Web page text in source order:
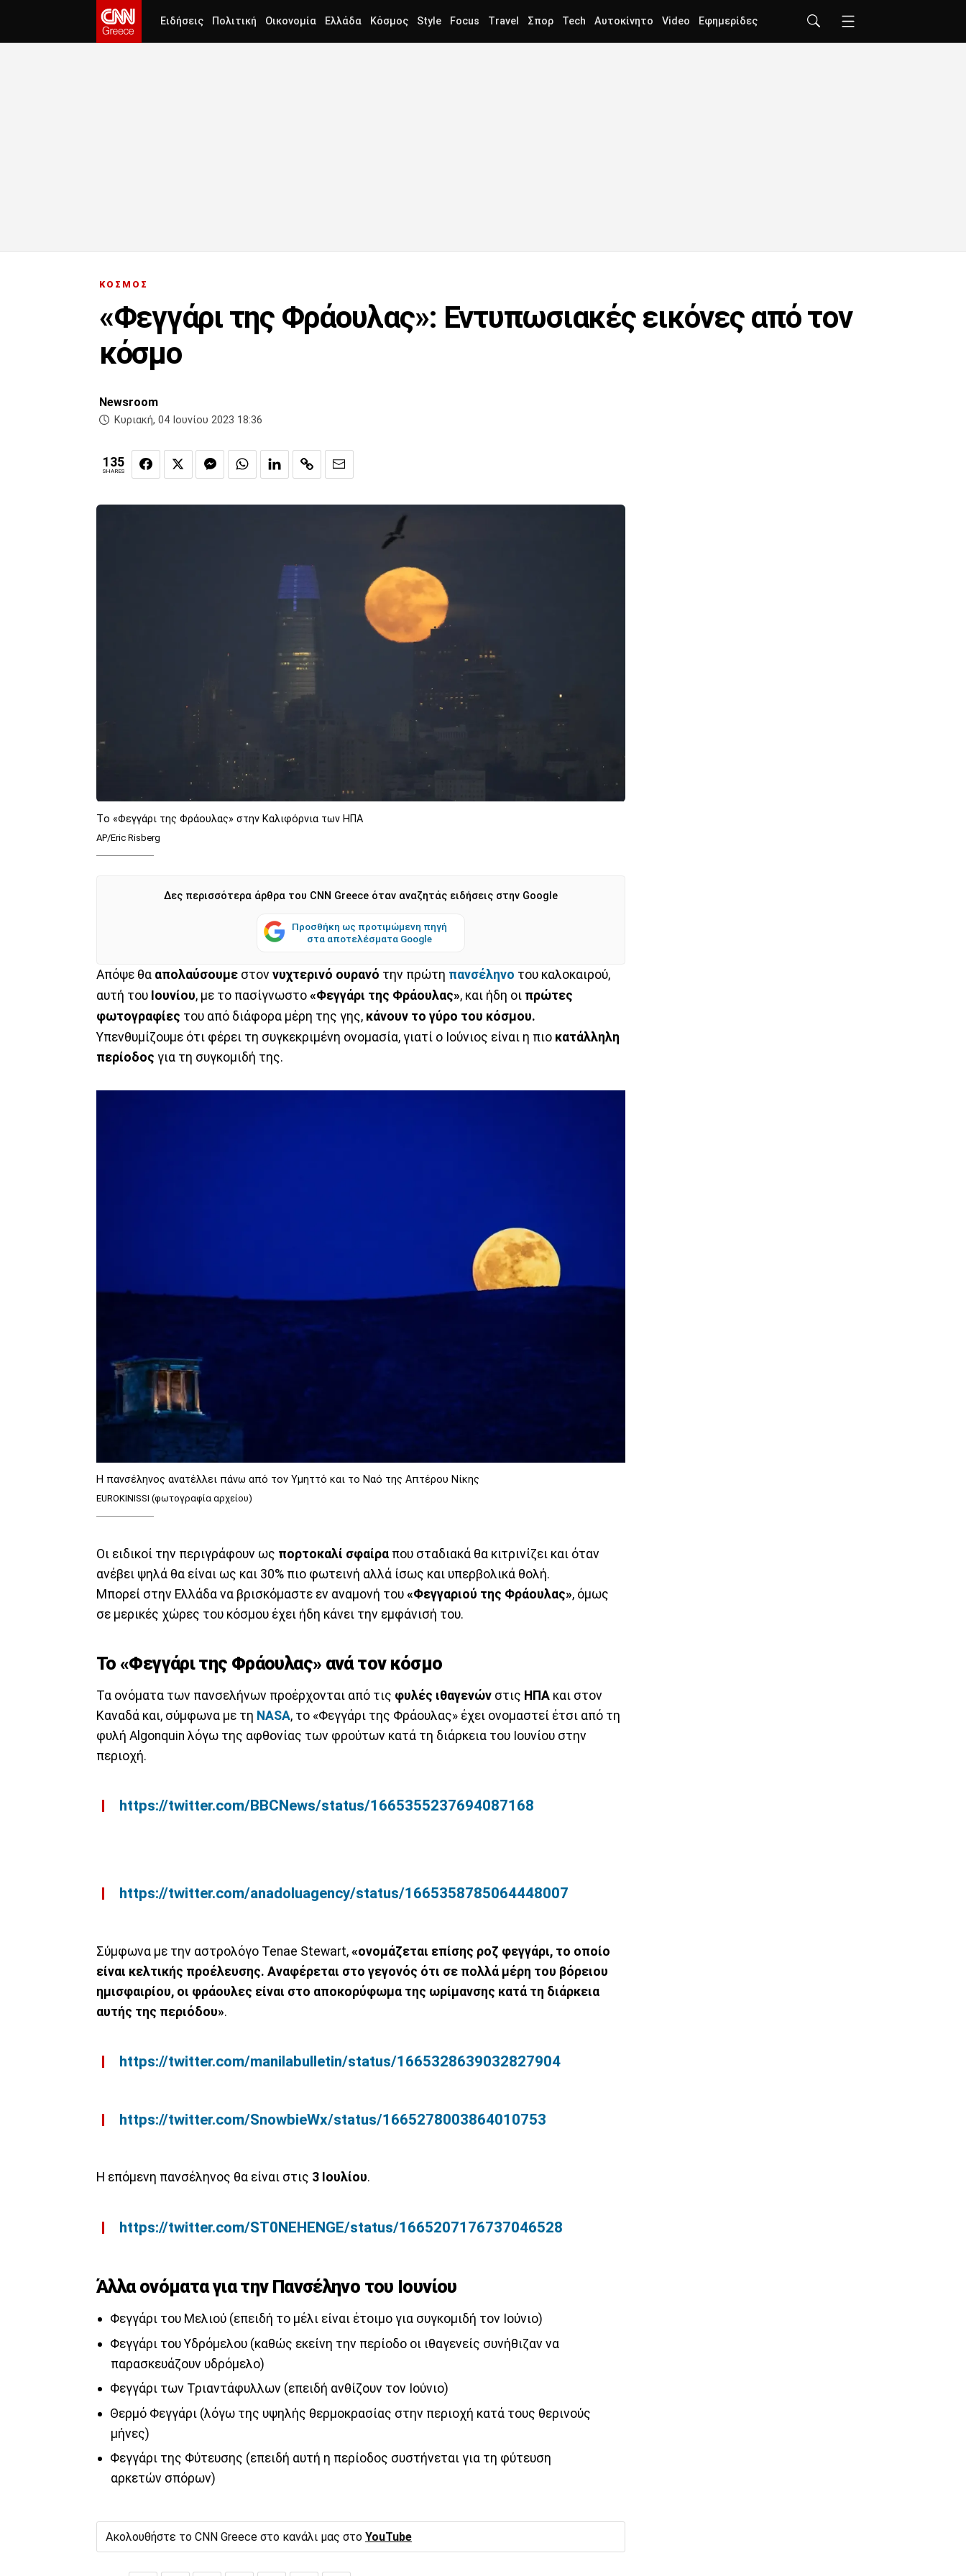
Ειδήσεις Πολιτική Οικονομία Ελλάδα Κόσμος Style Focus Travel Σπορ Tech Αυτοκίνητο Video Εφημερίδες
ΚΟΣΜΟΣ
«Φεγγάρι της Φράουλας»: Εντυπωσιακές εικόνες από τον
κόσμο
Newsroom
Κυριακή, 04 Ιουνίου 2023 18:36
135
SHARES
Tο «Φεγγάρι της Φράουλας» στην Καλιφόρνια των ΗΠΑ
AP/Eric Risberg
Δες περισσότερα άρθρα του CNN Greece όταν αναζητάς ειδήσεις στην Google
Προσθήκη ως προτιμώμενη πηγή
στα αποτελέσματα Google
Απόψε θα απολαύσουμε στον νυχτερινό ουρανό την πρώτη πανσέληνο του καλοκαιρού,
αυτή του Ιουνίου, με το πασίγνωστο «Φεγγάρι της Φράουλας», και ήδη οι πρώτες
φωτογραφίες του από διάφορα μέρη της γης, κάνουν το γύρο του κόσμου.
Υπενθυμίζουμε ότι φέρει τη συγκεκριμένη ονομασία, γιατί ο Ιούνιος είναι η πιο κατάλληλη
περίοδος για τη συγκομιδή της.
Η πανσέληνος ανατέλλει πάνω από τον Υμηττό και το Ναό της Απτέρου Νίκης
EUROKINISSI (φωτογραφία αρχείου)
Οι ειδικοί την περιγράφουν ως πορτοκαλί σφαίρα που σταδιακά θα κιτρινίζει και όταν
ανέβει ψηλά θα είναι ως και 30% πιο φωτεινή αλλά ίσως και υπερβολικά θολή.
Μπορεί στην Ελλάδα να βρισκόμαστε εν αναμονή του «Φεγγαριού της Φράουλας», όμως
σε μερικές χώρες του κόσμου έχει ήδη κάνει την εμφάνισή του.
Το «Φεγγάρι της Φράουλας» ανά τον κόσμο
Τα ονόματα των πανσελήνων προέρχονται από τις φυλές ιθαγενών στις ΗΠΑ και στον
Καναδά και, σύμφωνα με τη NASA, το «Φεγγάρι της Φράουλας» έχει ονομαστεί έτσι από τη
φυλή Algonquin λόγω της αφθονίας των φρούτων κατά τη διάρκεια του Ιουνίου στην
περιοχή.
https://twitter.com/BBCNews/status/1665355237694087168
https://twitter.com/anadoluagency/status/1665358785064448007
Σύμφωνα με την αστρολόγο Tenae Stewart, «oνομάζεται επίσης ροζ φεγγάρι, το οποίο
είναι κελτικής προέλευσης. Αναφέρεται στο γεγονός ότι σε πολλά μέρη του βόρειου
ημισφαιρίου, οι φράουλες είναι στο αποκορύφωμα της ωρίμανσης κατά τη διάρκεια
αυτής της περιόδου».
https://twitter.com/manilabulletin/status/1665328639032827904
https://twitter.com/SnowbieWx/status/1665278003864010753
Η επόμενη πανσέληνος θα είναι στις 3 Ιουλίου.
https://twitter.com/ST0NEHENGE/status/1665207176737046528
Άλλα ονόματα για την Πανσέληνο του Ιουνίου
Φεγγάρι του Μελιού (επειδή το μέλι είναι έτοιμο για συγκομιδή τον Ιούνιο)
Φεγγάρι του Υδρόμελου (καθώς εκείνη την περίοδο οι ιθαγενείς συνήθιζαν να
παρασκευάζουν υδρόμελο)
Φεγγάρι των Τριαντάφυλλων (επειδή ανθίζουν τον Ιούνιο)
Θερμό Φεγγάρι (λόγω της υψηλής θερμοκρασίας στην περιοχή κατά τους θερινούς
μήνες)
Φεγγάρι της Φύτευσης (επειδή αυτή η περίοδος συστήνεται για τη φύτευση
αρκετών σπόρων)
Ακολουθήστε το CNN Greece στο κανάλι μας στο YouTube